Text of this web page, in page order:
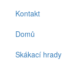
Kontakt
Domů
Skákací hrady